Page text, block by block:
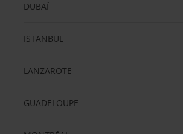
DUBAÏ
ISTANBUL
LANZAROTE
GUADELOUPE